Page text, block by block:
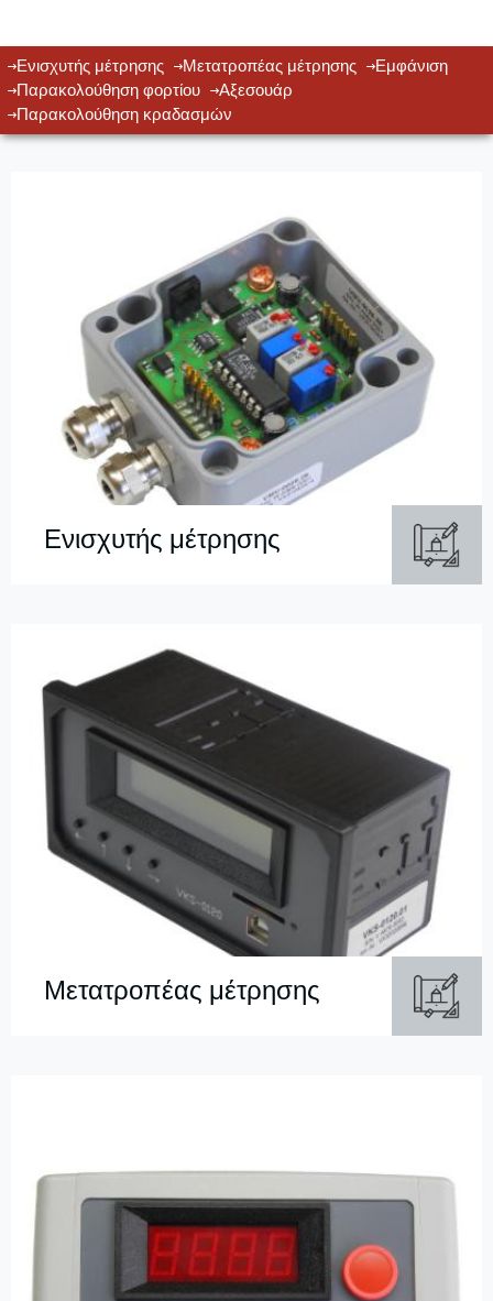
Ενισχυτής μέτρησης Μετατροπέας μέτρησης
Εμφάνιση
Παρακολούθηση φορτίου
Αξεσουάρ
Παρακολούθηση κραδασμών
Ενισχυτής μέτρησης
Μετατροπέας μέτρησης